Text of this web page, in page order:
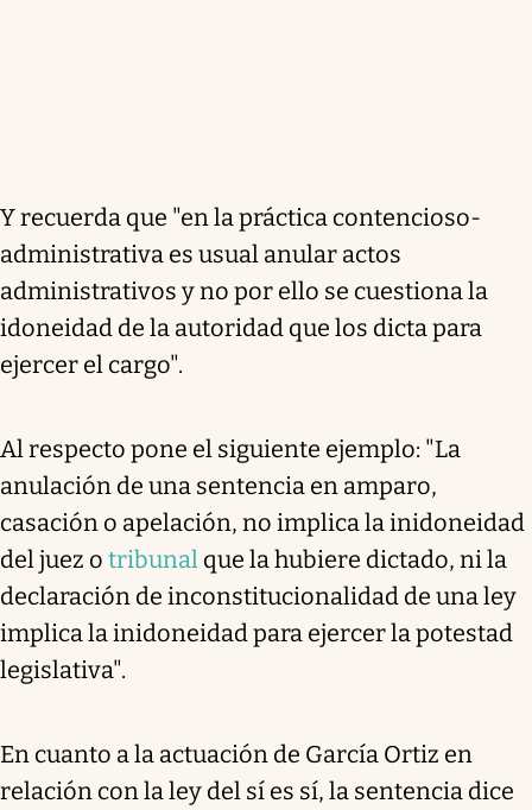
Y recuerda que "en la práctica contencioso-
administrativa es usual anular actos
administrativos y no por ello se cuestiona la
idoneidad de la autoridad que los dicta para
ejercer el cargo".
Al respecto pone el siguiente ejemplo: "La
anulación de una sentencia en amparo,
casación o apelación, no implica la inidoneidad
del juez o tribunal que la hubiere dictado, ni la
declaración de inconstitucionalidad de una ley
implica la inidoneidad para ejercer la potestad
legislativa".
En cuanto a la actuación de García Ortiz en
relación con la ley del sí es sí, la sentencia dice